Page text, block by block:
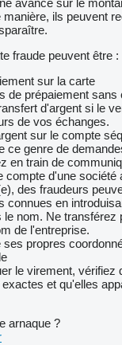
avance sur le
ils peuvent
fraude peuvent être :
sur la carte
de prépaiement sans
d'argent si le
de vos échanges.
sur le compte
ce genre de
en train de
compte d'une société
des fraudeurs
connues en
le nom. Ne transférez
de l'entreprise.
ses propres
le virement, vérifiez
et qu'elles
arnaque ?